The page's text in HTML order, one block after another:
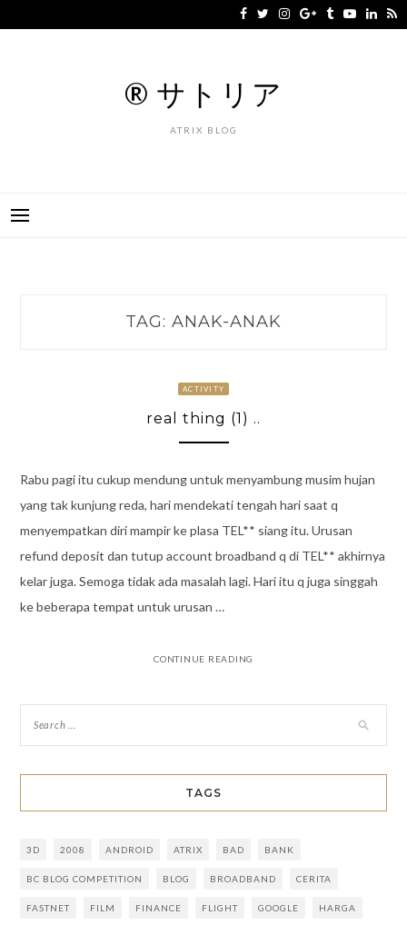
to
® サトリア
ATRIX BLOG
TAG: ANAK-ANAK
ACTIVITY
real thing (1) ..
Rabu pagi itu cukup mendung untuk menyambung musim hujan
yang tak kunjung reda, hari mendekati tengah hari saat q
menyempatkan diri mampir ke plasa TEL** siang itu. Urusan
refund deposit dan tutup account broadband q di TEL** akhirnya
kelar juga. Semoga tidak ada masalah lagi. Hari itu q juga singgah
ke beberapa tempat untuk urusan …
CONTINUE READING
TAGS
3D 2008 ANDROID ATRIX BAD BANK
BC BLOG COMPETITION BLOG BROADBAND CERITA
FASTNET FILM FINANCE FLIGHT GOOGLE HARGA